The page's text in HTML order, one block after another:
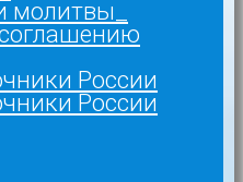
России
России